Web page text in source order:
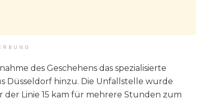
des Geschehens das spezialisierte
Düsseldorf hinzu. Die Unfallstelle wurde
Linie 15 kam für mehrere Stunden zum